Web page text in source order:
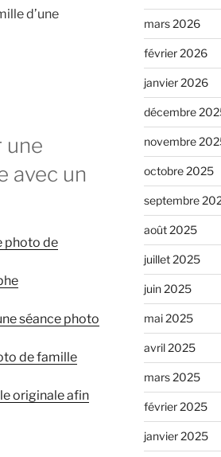
d’une
une
avec un
photo de
séance photo
de famille
originale afin
mars 2026
février 2026
janvier 2026
décembre
novembre
octobre 2025
septembre
août 2025
juillet 2025
juin 2025
mai 2025
avril 2025
mars 2025
février 2025
janvier 2025